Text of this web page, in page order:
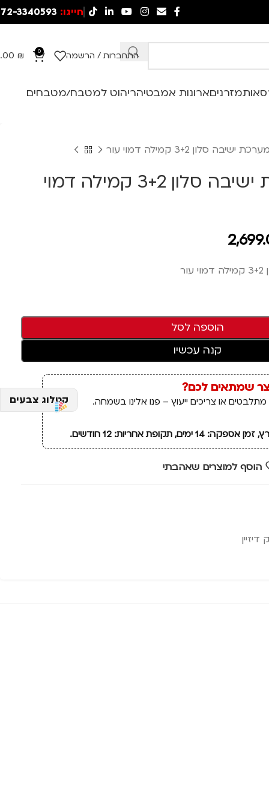
חייגו: 3340593
התחברות / הרשמה 0
₪
מזרניםארונות אמבטיהריהוט למטבח/מטבחים
סלון 3+2 קמילה דמוי עור
סלון – מערכת ישיבה סלון 3+2 קמילה דמוי
הוספה לסל
קנה עכשיו
שמתאים לכם?
או צריכים ייעוץ – פנו אלינו בשמחה.
תקופת אחריות: 12 חודשים.
הוסף למוצרים שאהבתי
קטלוג צבעים